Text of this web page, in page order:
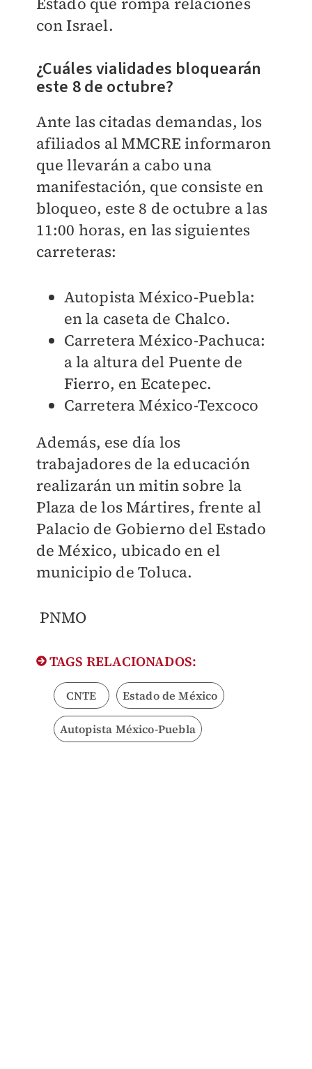
con Israel.
¿Cuáles vialidades bloquearán
este 8 de octubre?
Ante las citadas demandas, los
afiliados al MMCRE informaron
que llevarán a cabo una
manifestación, que consiste en
bloqueo, este 8 de octubre a las
11:00 horas, en las siguientes
carreteras:
Autopista México-Puebla:
en la caseta de Chalco.
Carretera México-Pachuca:
a la altura del Puente de
Fierro, en Ecatepec.
Carretera México-Texcoco
Además, ese día los
trabajadores de la educación
realizarán un mitin sobre la
Plaza de los Mártires, frente al
Palacio de Gobierno del Estado
de México, ubicado en el
municipio de Toluca.
PNMO
TAGS RELACIONADOS:
CNTE Estado de México
Autopista México-Puebla